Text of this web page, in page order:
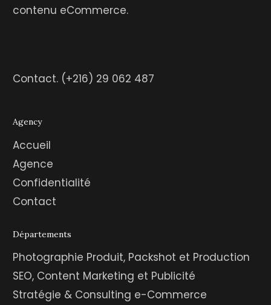
contenu eCommerce.
Contact. (+216) 29 062 487
Agency
Accueil
Agence
Confidentialité
Contact
Départements
Photographie Produit, Packshot et Production
SEO, Content Marketing et Publicité
Stratégie & Consulting e-Commerce